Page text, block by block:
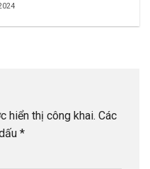
hiển thị công khai. Các
*